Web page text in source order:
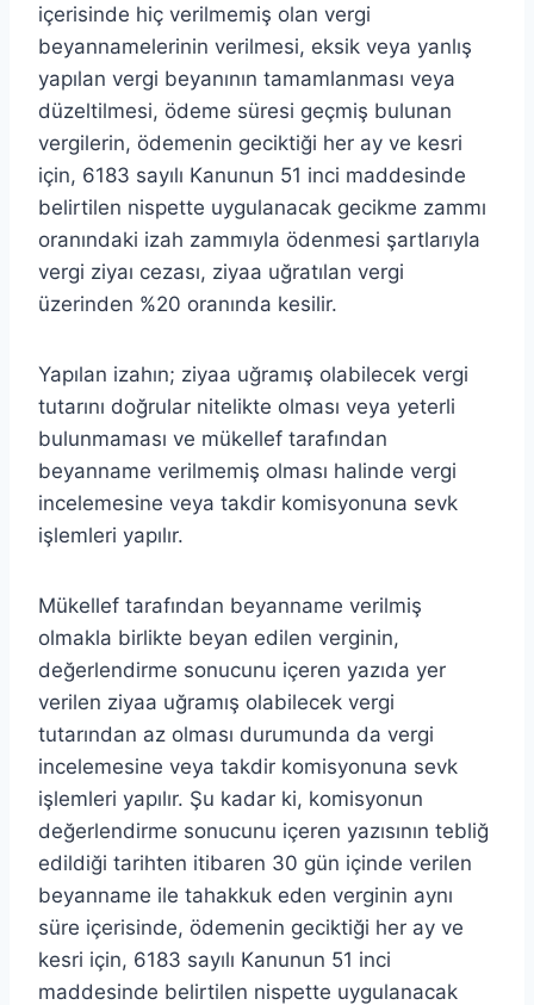
içerisinde hiç verilmemiş olan vergi
beyannamelerinin verilmesi, eksik veya yanlış
yapılan vergi beyanının tamamlanması veya
düzeltilmesi, ödeme süresi geçmiş bulunan
vergilerin, ödemenin geciktiği her ay ve kesri
için, 6183 sayılı Kanunun 51 inci maddesinde
belirtilen nispette uygulanacak gecikme zammı
oranındaki izah zammıyla ödenmesi şartlarıyla
vergi ziyaı cezası, ziyaa uğratılan vergi
üzerinden %20 oranında kesilir.
Yapılan izahın; ziyaa uğramış olabilecek vergi
tutarını doğrular nitelikte olması veya yeterli
bulunmaması ve mükellef tarafından
beyanname verilmemiş olması halinde vergi
incelemesine veya takdir komisyonuna sevk
işlemleri yapılır.
Mükellef tarafından beyanname verilmiş
olmakla birlikte beyan edilen verginin,
değerlendirme sonucunu içeren yazıda yer
verilen ziyaa uğramış olabilecek vergi
tutarından az olması durumunda da vergi
incelemesine veya takdir komisyonuna sevk
işlemleri yapılır. Şu kadar ki, komisyonun
değerlendirme sonucunu içeren yazısının tebliğ
edildiği tarihten itibaren 30 gün içinde verilen
beyanname ile tahakkuk eden verginin aynı
süre içerisinde, ödemenin geciktiği her ay ve
kesri için, 6183 sayılı Kanunun 51 inci
maddesinde belirtilen nispette uygulanacak